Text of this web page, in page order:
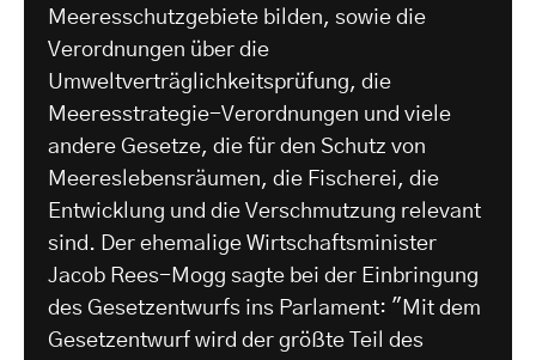
Meeresschutzgebiete bilden, sowie die
Verordnungen über die
Umweltverträglichkeitsprüfung, die
Meeresstrategie-Verordnungen und viele
andere Gesetze, die für den Schutz von
Meereslebensräumen, die Fischerei, die
Entwicklung und die Verschmutzung relevant
sind. Der ehemalige Wirtschaftsminister
Jacob Rees-Mogg sagte bei der Einbringung
des Gesetzentwurfs ins Parlament: "Mit dem
Gesetzentwurf wird der größte Teil des